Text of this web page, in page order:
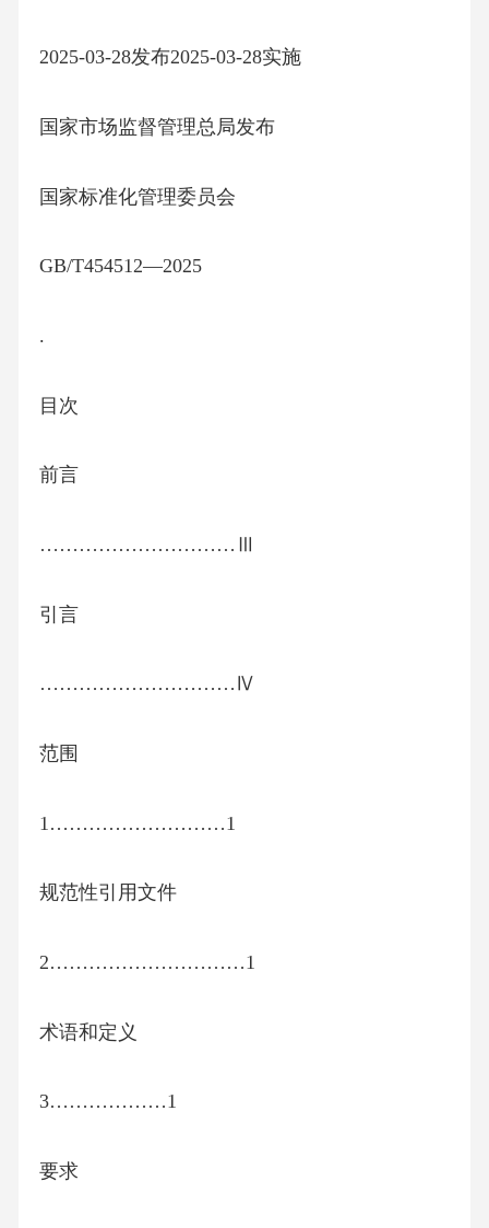
2025-03-28发布2025-03-28实施
国家市场监督管理总局发布
国家标准化管理委员会
GB/T454512—2025
.
目次
前言
…………………………Ⅲ
引言
…………………………Ⅳ
范围
1………………………1
规范性引用文件
2…………………………1
术语和定义
3………………1
要求